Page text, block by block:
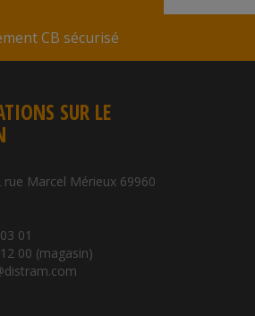
CB sécurisé
SUR LE
rue Marcel Mérieux 69960
01
00 (magasin)